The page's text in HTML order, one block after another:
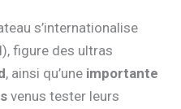
s’internationalise
figure des ultras
, ainsi qu’une importante
venus tester leurs